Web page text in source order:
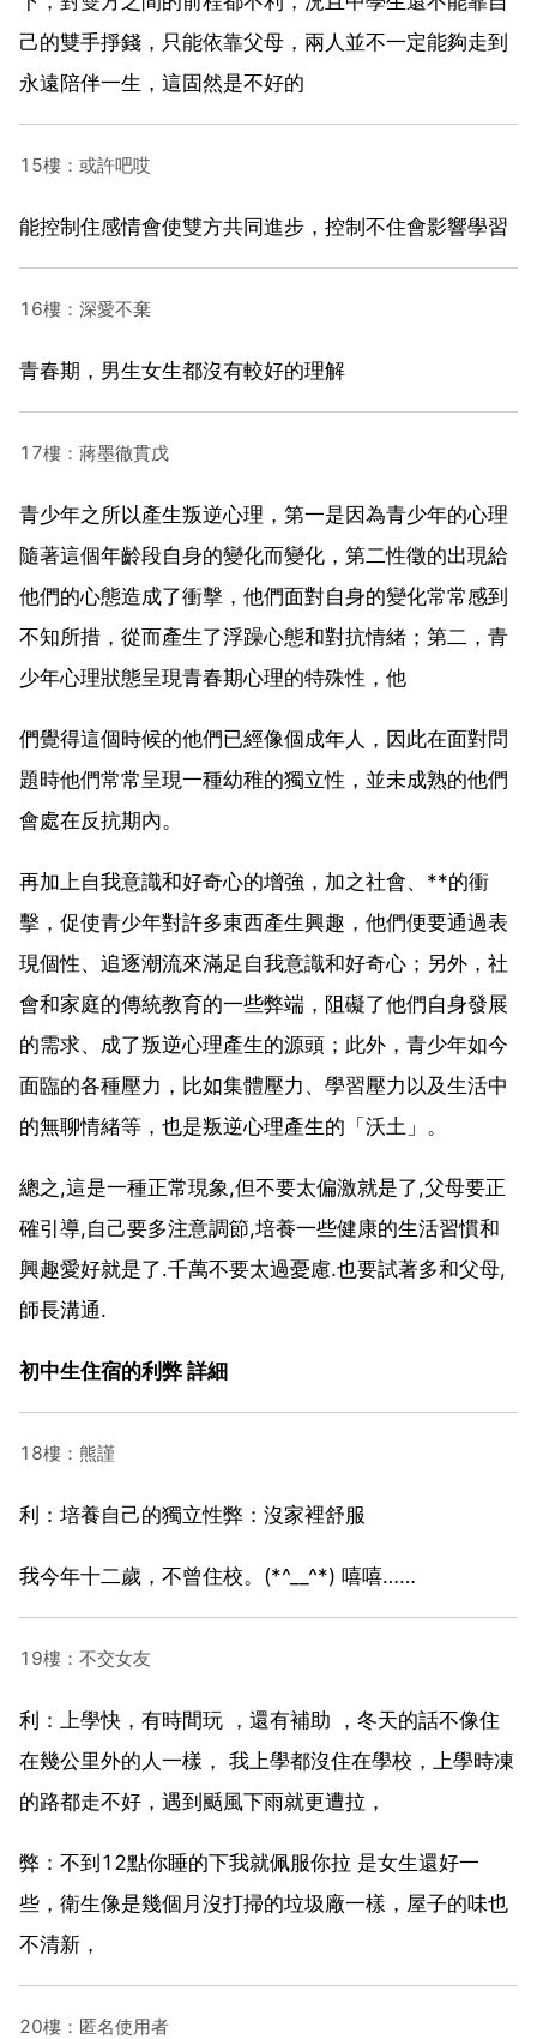
己的雙手掙錢，只能依靠父母，兩人並不一定能夠走到
永遠陪伴一生，這固然是不好的
15樓：或許吧哎
能控制住感情會使雙方共同進步，控制不住會影響學習
16樓：深愛不棄
青春期，男生女生都沒有較好的理解
17樓：蔣墨徹貫戊
青少年之所以產生叛逆心理，第一是因為青少年的心理
隨著這個年齡段自身的變化而變化，第二性徵的出現給
他們的心態造成了衝擊，他們面對自身的變化常常感到
不知所措，從而產生了浮躁心態和對抗情緒；第二，青
少年心理狀態呈現青春期心理的特殊性，他
們覺得這個時候的他們已經像個成年人，因此在面對問
題時他們常常呈現一種幼稚的獨立性，並未成熟的他們
會處在反抗期內。
再加上自我意識和好奇心的增強，加之社會、**的衝
擊，促使青少年對許多東西產生興趣，他們便要通過表
現個性、追逐潮流來滿足自我意識和好奇心；另外，社
會和家庭的傳統教育的一些弊端，阻礙了他們自身發展
的需求、成了叛逆心理產生的源頭；此外，青少年如今
面臨的各種壓力，比如集體壓力、學習壓力以及生活中
的無聊情緒等，也是叛逆心理產生的「沃土」。
總之,這是一種正常現象,但不要太偏激就是了,父母要正
確引導,自己要多注意調節,培養一些健康的生活習慣和
興趣愛好就是了.千萬不要太過憂慮.也要試著多和父母,
師長溝通.
初中生住宿的利弊 詳細
18樓：熊謹
利：培養自己的獨立性弊：沒家裡舒服
我今年十二歲，不曾住校。(*^__^*) 嘻嘻……
19樓：不交女友
利：上學快，有時間玩 ，還有補助 ，冬天的話不像住
在幾公里外的人一樣， 我上學都沒住在學校，上學時凍
的路都走不好，遇到颳風下雨就更遭拉，
弊：不到12點你睡的下我就佩服你拉 是女生還好一
些，衛生像是幾個月沒打掃的垃圾廠一樣，屋子的味也
不清新，
20樓：匿名使用者